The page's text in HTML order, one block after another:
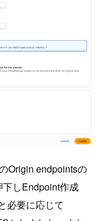
Origin endpointsの
しEndpoint作成
必要に応じて